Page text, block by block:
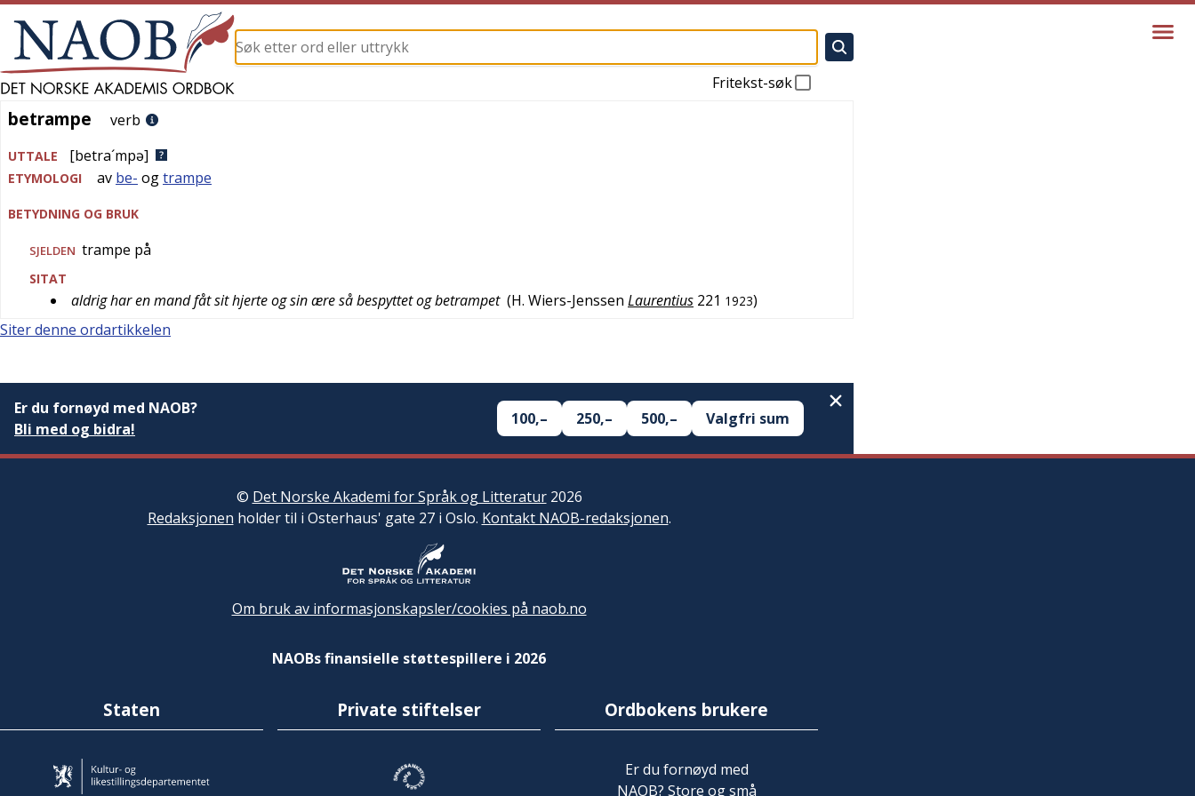
Fritekst-søk
betrampe
betrampe verb
UTTALE [betra´mpə]
ETYMOLOGI av be- ogtrampe
BETYDNING OG BRUK
SJELDEN trampe på
SITAT
aldrig har en mand fåt sit hjerte og sin ære så bespyttet og betrampet (H. Wiers-Jenssen Laurentius 221 1923)
Siter denne ordartikkelen
Er du fornøyd med NAOB?
Bli med og bidra!
100,– 250,– 500,– Valgfri sum
© Det Norske Akademi for Språk og Litteratur2026
Redaksjonen holder til i Osterhaus' gate 27 i Oslo. Kontakt NAOB-redaksjonen.
Om bruk av informasjonskapsler/cookies på naob.no
NAOBs finansielle støttespillere i 2026
Staten Private stiftelser Ordbokens brukere
Er du fornøyd med
NAOB? Store og små